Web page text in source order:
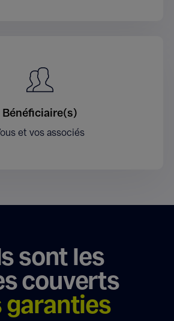
Bénéficiaire(s)
et vos associés
sont les
couverts
garanties